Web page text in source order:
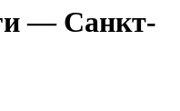
— Санкт-